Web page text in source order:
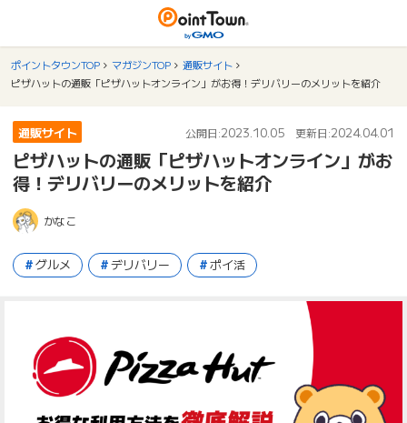
ポイントタウンTOP マガジンTOP
通販サイト
ピザハットの通販「ピザハットオンライン」がお得！デリバリーのメリットを紹介
通販サイト 公開日:2023.10.05 更新日:2024.04.01
ピザハットの通販「ピザハットオンライン」がお
得！デリバリーのメリットを紹介
かなこ
グルメ デリバリー ポイ活